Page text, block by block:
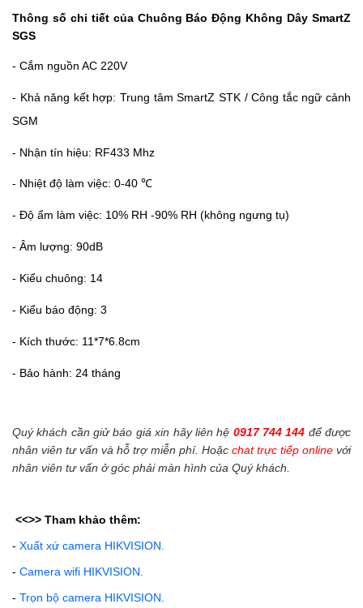
Thông số chi tiết của Chuông Báo Động Không Dây SmartZ
SGS
- Cắm nguồn AC 220V
- Khả năng kết hợp: Trung tâm SmartZ STK / Công tắc ngữ cảnh
SGM
- Nhận tín hiệu: RF433 Mhz
- Nhiệt độ làm việc: 0-40 ℃
- Độ ẩm làm việc: 10% RH -90% RH (không ngưng tụ)
- Âm lượng: 90dB
- Kiểu chuông: 14
- Kiểu báo động: 3
- Kích thước: 11*7*6.8cm
- Bảo hành: 24 tháng
Quý khách cần giử báo giá xin hãy liên hệ 0917 744 144 để được
nhân viên tư vấn và hỗ trợ miễn phí. Hoặc chat trực tiếp onlinevới
nhân viên tư vấn ở góc phải màn hình của Quý khách.
<<>> Tham khảo thêm:
- Xuất xứ camera HIKVISION.
- Camera wifi HIKVISION.
- Trọn bộ camera HIKVISION.